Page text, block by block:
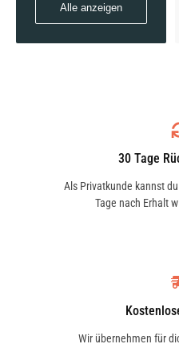
Alle anzeigen
30 Tage
Als Privatkunde kannst
Tage nach Erhalt
Wir übernehmen für